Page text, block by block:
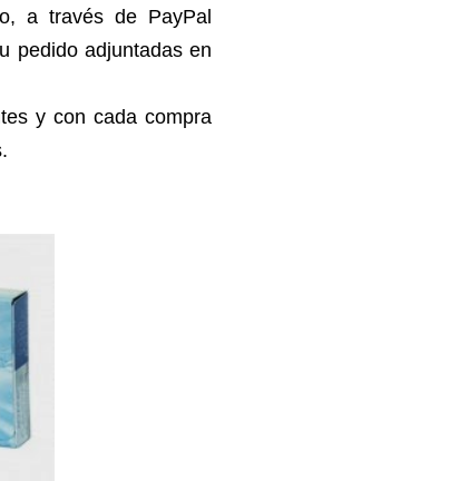
a través de PayPal
pedido adjuntadas en
y con cada compra